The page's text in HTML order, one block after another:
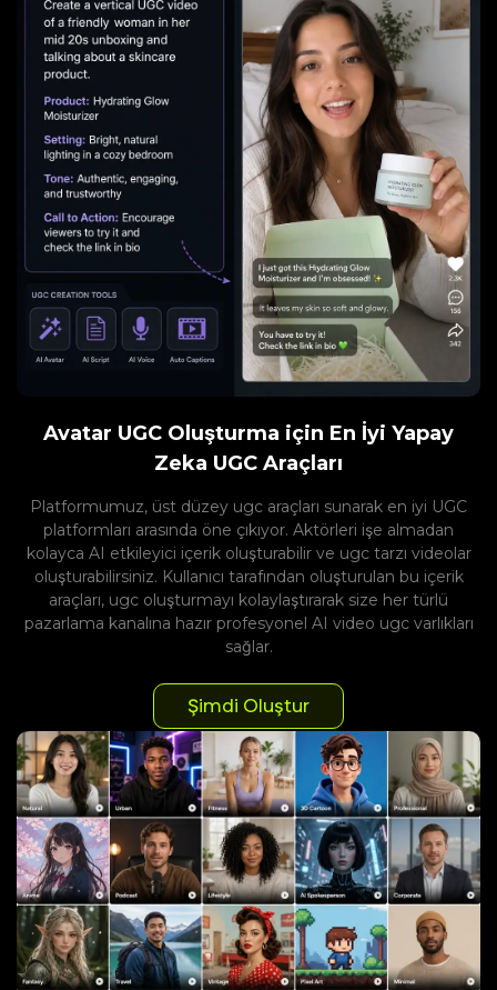
Avatar UGC Oluşturma için En İyi Yapay
Zeka UGC Araçları
Platformumuz, üst düzey ugc araçları sunarak en iyi UGC
platformları arasında öne çıkıyor. Aktörleri işe almadan
kolayca AI etkileyici içerik oluşturabilir ve ugc tarzı videolar
oluşturabilirsiniz. Kullanıcı tarafından oluşturulan bu içerik
araçları, ugc oluşturmayı kolaylaştırarak size her türlü
pazarlama kanalına hazır profesyonel AI video ugc varlıkları
sağlar.
Şimdi Oluştur